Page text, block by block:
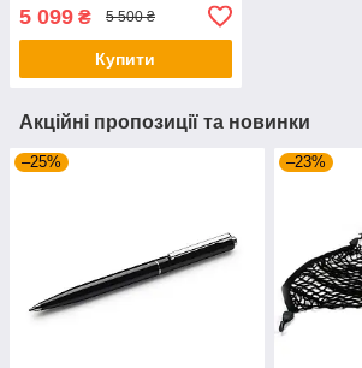
5 099 ₴ 5 500 ₴
Купити
Акційні пропозиції та новинки
–25% –23%